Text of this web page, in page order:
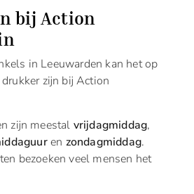
bij Action
in Leeuwarden kan het op
zijn bij Action
zijn meestal vrijdagmiddag,
en zondagmiddag.
bezoeken veel mensen het